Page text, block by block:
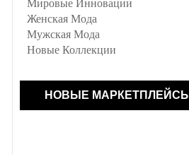
Мировые Инновации
Женская Мода
Мужская Мода
Новые Коллекции
НОВЫЕ МАРКЕТПЛЕЙСЫ